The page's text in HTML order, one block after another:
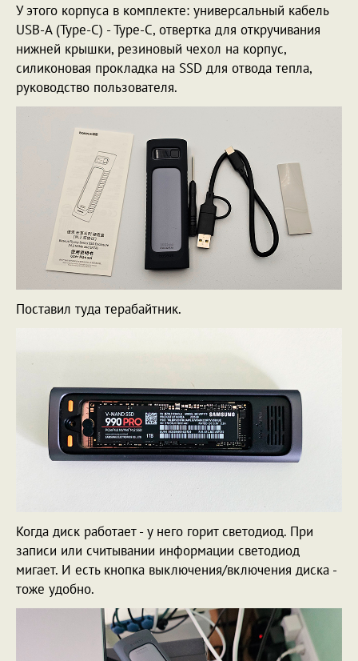
У этого корпуса в комплекте: универсальный кабель
USB-A (Type-C) - Type-C, отвертка для откручивания
нижней крышки, резиновый чехол на корпус,
силиконовая прокладка на SSD для отвода тепла,
руководство пользователя.
Поставил туда терабайтник.
Когда диск работает - у него горит светодиод. При
записи или считывании информации светодиод
мигает. И есть кнопка выключения/включения диска -
тоже удобно.